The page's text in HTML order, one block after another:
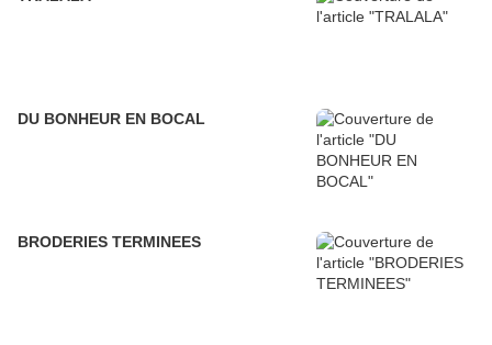
DU BONHEUR EN BOCAL
BRODERIES TERMINEES